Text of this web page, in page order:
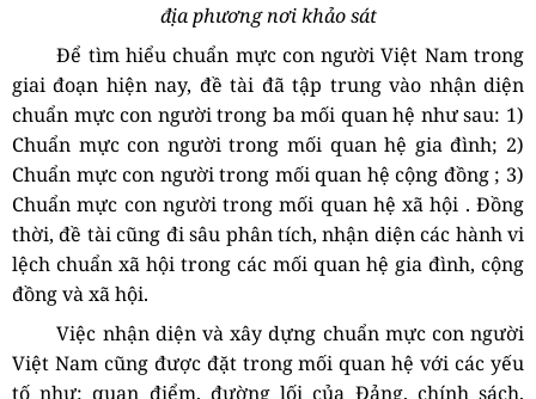
địa phương nơi khảo sát
Để tìm hiểu chuẩn mực con ngườiViệt Namtrong
giai đoạn hiện nay, đề tài đã tập trung vào nhận diện
chuẩn mực con người trong ba mối quan hệ như sau: 1)
Chuẩn mực con người trong mối quan hệ gia đình; 2)
Chuẩn mực con người trong mối quan hệ cộng đồng ; 3)
Chuẩn mực con người trong mối quan hệ xã hội . Đồng
thời, đề tài cũng đi sâu phân tích, nhận diện các hành vi
lệch chuẩn xã hội trong các mối quan hệ gia đình, cộng
đồng và xã hội.
Việc nhận diện vàxây dựng chuẩn mực con người
Việt Nam cũng được đặt trong mối quan hệ với các yếu
tố như: quan điểm, đường lối của Đảng, chính sách,